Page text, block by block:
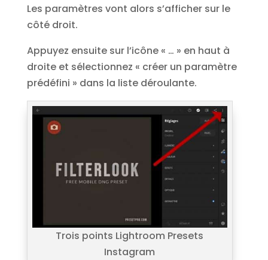
Les paramètres vont alors s’afficher sur le
côté droit.
Appuyez ensuite sur l’icône « … » en haut à
droite et sélectionnez « créer un paramètre
prédéfini » dans la liste déroulante.
Trois points Lightroom Presets
Instagram